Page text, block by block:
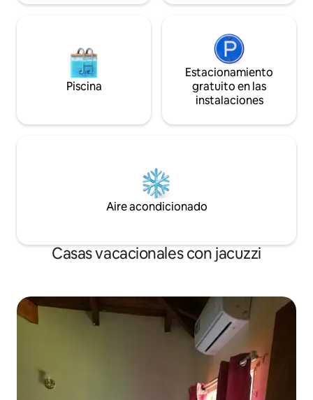
Piscina
Estacionamiento
gratuito en las
instalaciones
Aire acondicionado
Casas vacacionales con jacuzzi